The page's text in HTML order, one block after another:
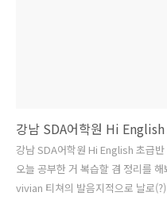
강남 SDA어학원 Hi English 초급
오늘 공부한 거 복습할 겸 정리를
vivian 티쳐의 발음지적으로 날로